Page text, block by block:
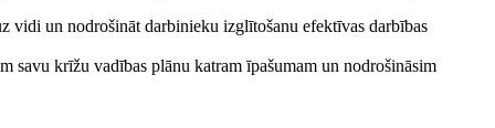
vidi un nodrošināt darbinieku izglītošanu efektīvas darbības
savu krīžu vadības plānu katram īpašumam un nodrošināsim